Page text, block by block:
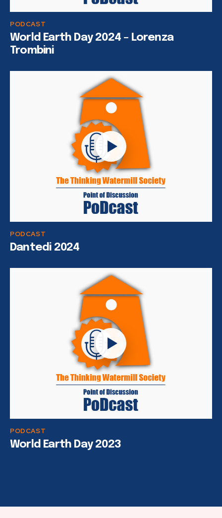
PODCAST
World Earth Day 2024 – Lorenza
Trombini
PODCAST
Dantedi 2024
PODCAST
World Earth Day 2023